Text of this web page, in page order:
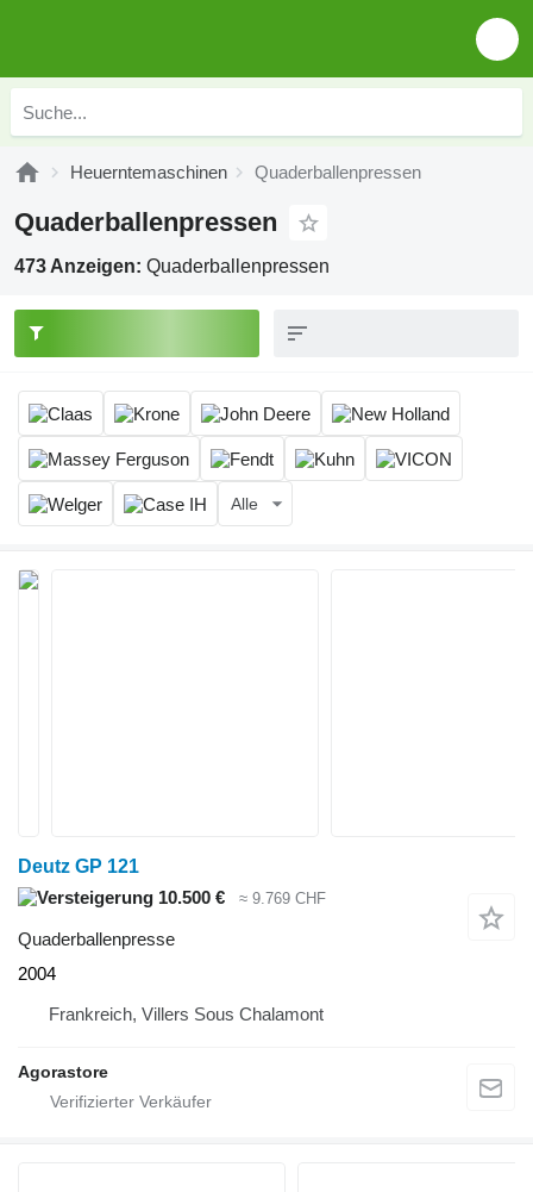
Heuerntemaschinen Quaderballenpressen
Quaderballenpressen
473 Anzeigen: Quaderballenpressen
Alle
Deutz GP 121
10.500 €
≈ 9.769 CHF
Quaderballenpresse
2004
Frankreich, Villers Sous Chalamont
Agorastore